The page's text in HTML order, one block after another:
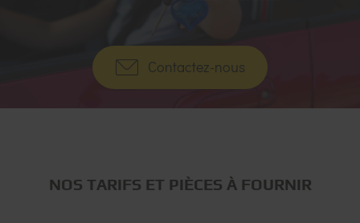
Contactez-nous
NOS TARIFS ET PIÈCES À FOURNIR